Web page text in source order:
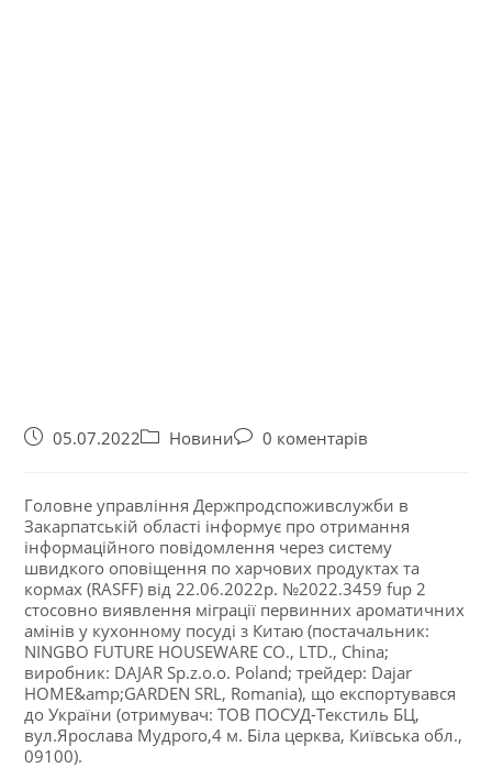
05.07.2022 Новини 0 коментарів
Головне управління Держпродспоживслужби в
Закарпатській області інформує про отримання
інформаційного повідомлення через систему
швидкого оповіщення по харчових продуктах та
кормах (RASFF) від 22.06.2022р. №2022.3459 fup 2
стосовно виявлення міграції первинних ароматичних
амінів у кухонному посуді з Китаю (постачальник:
NINGBO FUTURE HOUSEWARE CO., LTD., China;
виробник: DAJAR Sp.z.o.o. Poland; трейдер: Dajar
HOME&amp;GARDEN SRL, Romania), що експортувався
до України (отримувач: ТОВ ПОСУД-Текстиль БЦ,
вул.Ярослава Мудрого,4 м. Біла церква, Київська обл.,
09100).